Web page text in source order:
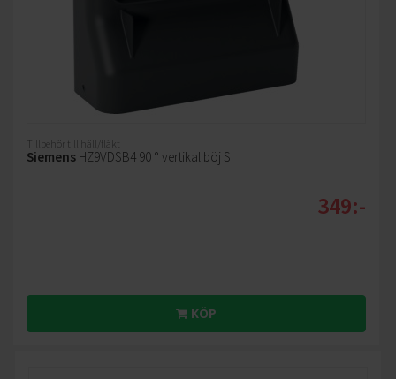
Tillbehör till häll/fläkt
Siemens HZ9VDSB4 90 ° vertikal böj S
349:-
KÖP